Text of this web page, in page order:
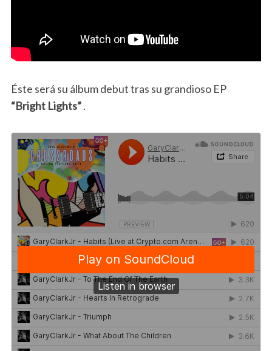
Éste será su álbum debut tras su grandioso EP
“Bright Lights”.